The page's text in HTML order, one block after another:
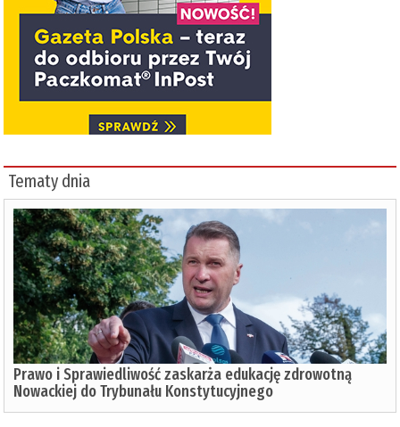
Tematy dnia
Prawo i Sprawiedliwość zaskarża edukację zdrowotną
Nowackiej do Trybunału Konstytucyjnego